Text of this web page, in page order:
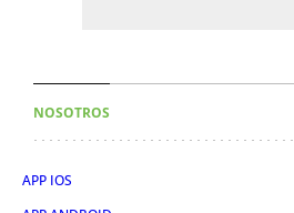
NOSOTROS
APP IOS